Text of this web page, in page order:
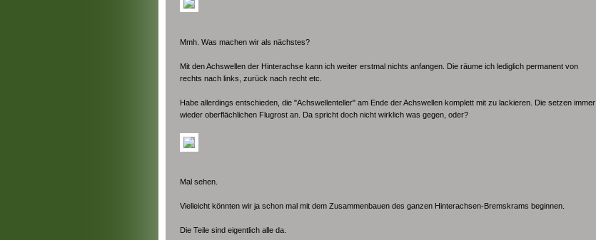
Mmh. Was machen wir als nächstes?
Mit den Achswellen der Hinterachse kann ich weiter erstmal nichts anfangen. Die räume ich lediglich permanent von
rechts nach links, zurück nach recht etc.
Habe allerdings entschieden, die "Achswellenteller" am Ende der Achswellen komplett mit zu lackieren. Die setzen immer
wieder oberflächlichen Flugrost an. Da spricht doch nicht wirklich was gegen, oder?
Mal sehen.
Vielleicht könnten wir ja schon mal mit dem Zusammenbauen des ganzen Hinterachsen-Bremskrams beginnen.
Die Teile sind eigentlich alle da.